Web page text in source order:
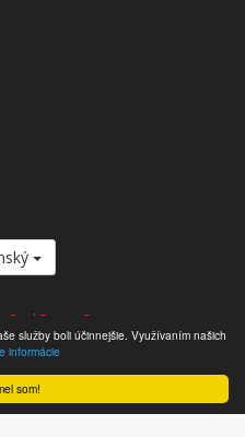
som!
služby boli účinnejšie. Využívaním našich
informácie
Real Estate Group.
práva vyhradené